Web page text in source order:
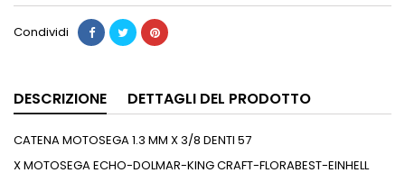
Condividi
DESCRIZIONE DETTAGLI DEL PRODOTTO
CATENA MOTOSEGA 1.3 MM X 3/8 DENTI 57
X MOTOSEGA ECHO-DOLMAR-KING CRAFT-FLORABEST-EINHELL